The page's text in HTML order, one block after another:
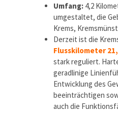
Umfang: 4,2
umgestaltet, die
Krems,
Derzeit ist die
Flusskilometer
stark reguliert.
geradlinige
Entwicklung des
beeinträchtigen
auch die